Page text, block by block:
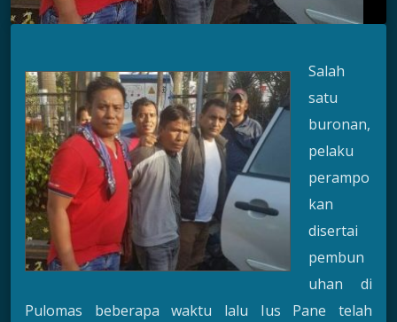
Salah
satu
buronan,
pelaku
perampo
kan
disertai
pembun
uhan di
Pulomas beberapa waktu lalu Ius Pane telah